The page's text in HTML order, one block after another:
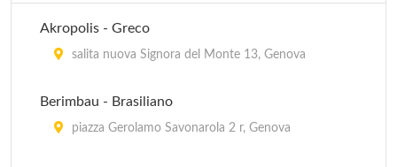
Akropolis - Greco
salita nuova Signora del Monte 13, Genova
Berimbau - Brasiliano
piazza Gerolamo Savonarola 2 r, Genova